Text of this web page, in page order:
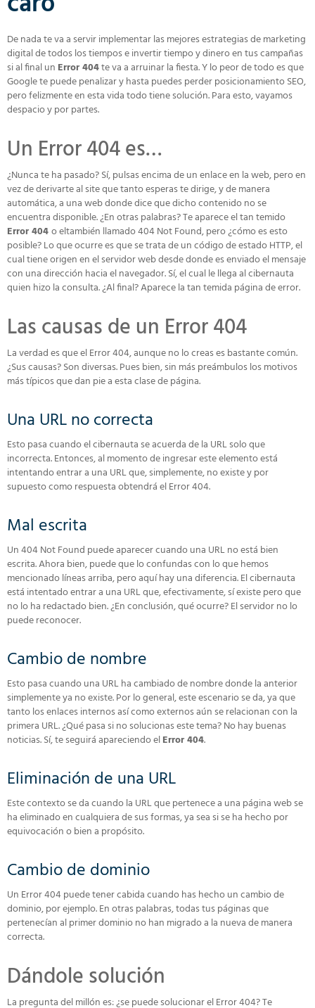
De nada te va a servir implementar las mejores estrategias de marketing
digital de todos los tiempos e invertir tiempo y dinero en tus campañas
si al final un Error 404te va a arruinar la fiesta. Y lo peor de todo es que
Google te puede penalizar y hasta puedes perder posicionamiento SEO,
pero felizmente en esta vida todo tiene solución. Para esto, vayamos
despacio y por partes.
Un Error 404 es…
¿Nunca te ha pasado? Sí, pulsas encima de un enlace en la web, pero en
vez de derivarte al site que tanto esperas te dirige, y de manera
automática, a una web donde dice que dicho contenido no se
encuentra disponible. ¿En otras palabras? Te aparece el tan temido
Error 404o eltambién llamado 404 Not Found, pero ¿cómo es esto
posible? Lo que ocurre es que se trata de un código de estado HTTP, el
cual tiene origen en el servidor web desde donde es enviado el mensaje
con una dirección hacia el navegador. Sí, el cual le llega al cibernauta
quien hizo la consulta. ¿Al final? Aparece la tan temida página de error.
Las causas de un Error 404
La verdad es que el Error 404, aunque no lo creas es bastante común.
¿Sus causas? Son diversas. Pues bien, sin más preámbulos los motivos
más típicos que dan pie a esta clase de página.
Una URL no correcta
Esto pasa cuando el cibernauta se acuerda de la URL solo que
incorrecta. Entonces, al momento de ingresar este elemento está
intentando entrar a una URL que, simplemente, no existe y por
supuesto como respuesta obtendrá el Error 404.
Mal escrita
Un 404 Not Found puede aparecer cuando una URL no está bien
escrita. Ahora bien, puede que lo confundas con lo que hemos
mencionado líneas arriba, pero aquí hay una diferencia. El cibernauta
está intentado entrar a una URL que, efectivamente, sí existe pero que
no lo ha redactado bien. ¿En conclusión, qué ocurre? El servidor no lo
puede reconocer.
Cambio de nombre
Esto pasa cuando una URL ha cambiado de nombre donde la anterior
simplemente ya no existe. Por lo general, este escenario se da, ya que
tanto los enlaces internos así como externos aún se relacionan con la
primera URL. ¿Qué pasa si no solucionas este tema? No hay buenas
noticias. Sí, te seguirá apareciendo elError 404.
Eliminación de una URL
Este contexto se da cuando la URL que pertenece a una página web se
ha eliminado en cualquiera de sus formas, ya sea si se ha hecho por
equivocación o bien a propósito.
Cambio de dominio
Un Error 404 puede tener cabida cuando has hecho un cambio de
dominio, por ejemplo. En otras palabras, todas tus páginas que
pertenecían al primer dominio no han migrado a la nueva de manera
correcta.
Dándole solución
La pregunta del millón es: ¿se puede solucionar el Error 404? Te